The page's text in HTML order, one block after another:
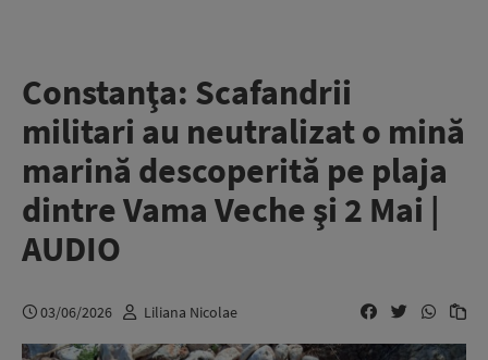
Constanţa: Scafandrii
militari au neutralizat o mină
marină descoperită pe plaja
dintre Vama Veche şi 2 Mai |
AUDIO
03/06/2026 Liliana Nicolae